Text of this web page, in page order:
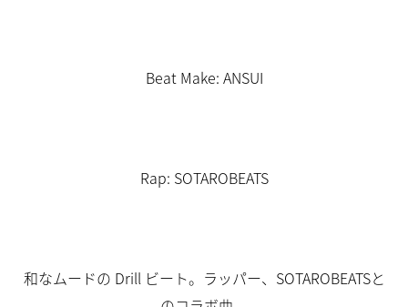
Beat Make: ANSUI
Rap: SOTAROBEATS
和なムードの Drill ビート。ラッパー、SOTAROBEATSと